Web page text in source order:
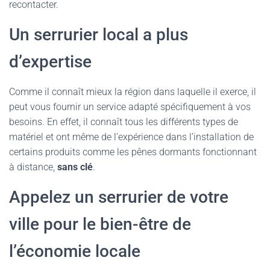
recontacter.
Un serrurier local a plus
d’expertise
Comme il connaît mieux la région dans laquelle il exerce, il
peut vous fournir un service adapté spécifiquement à vos
besoins. En effet, il connaît tous les différents types de
matériel et ont même de l’expérience dans l’installation de
certains produits comme les pênes dormants fonctionnant
à distance, sans clé.
Appelez un serrurier de votre
ville pour le bien-être de
l’économie locale